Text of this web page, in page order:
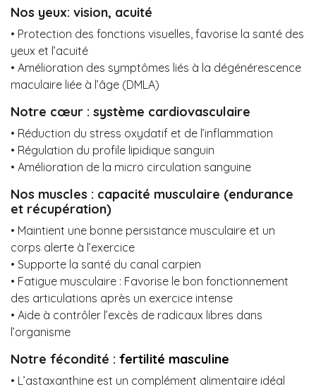
Nos yeux: vision, acuité
• Protection des fonctions visuelles, favorise la santé des
yeux et l’acuité
• Amélioration des symptômes liés à la dégénérescence
maculaire liée à l’âge (DMLA)
Notre cœur : système cardiovasculaire
• Réduction du stress oxydatif et de l’inflammation
• Régulation du profile lipidique sanguin
• Amélioration de la micro circulation sanguine
Nos muscles : capacité musculaire (endurance
et récupération)
• Maintient une bonne persistance musculaire et un
corps alerte à l’exercice
• Supporte la santé du canal carpien
• Fatigue musculaire : Favorise le bon fonctionnement
des articulations après un exercice intense
• Aide à contrôler l’excès de radicaux libres dans
l’organisme
Notre fécondité : fertilité masculine
• L’astaxanthine est un complément alimentaire idéal